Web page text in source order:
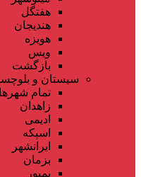
هفتگل
هندیجان
هویزه
ویس
بازگشت
سیستان و
تمام شهر‌ها
زاهدان
ادیمی
اسپکه
ایرانشهر
بزمان
بمپور